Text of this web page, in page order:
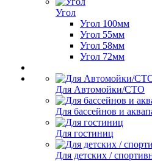
Угол
Угол 100мм
Угол 55мм
Угол 58мм
Угол 72мм
Для Автомойки/СТО
Для бассейнов и
Для гостиниц
Для детских /